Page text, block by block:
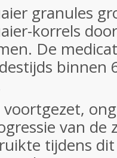
granules
korrels
De
binnen
van de
tijdens